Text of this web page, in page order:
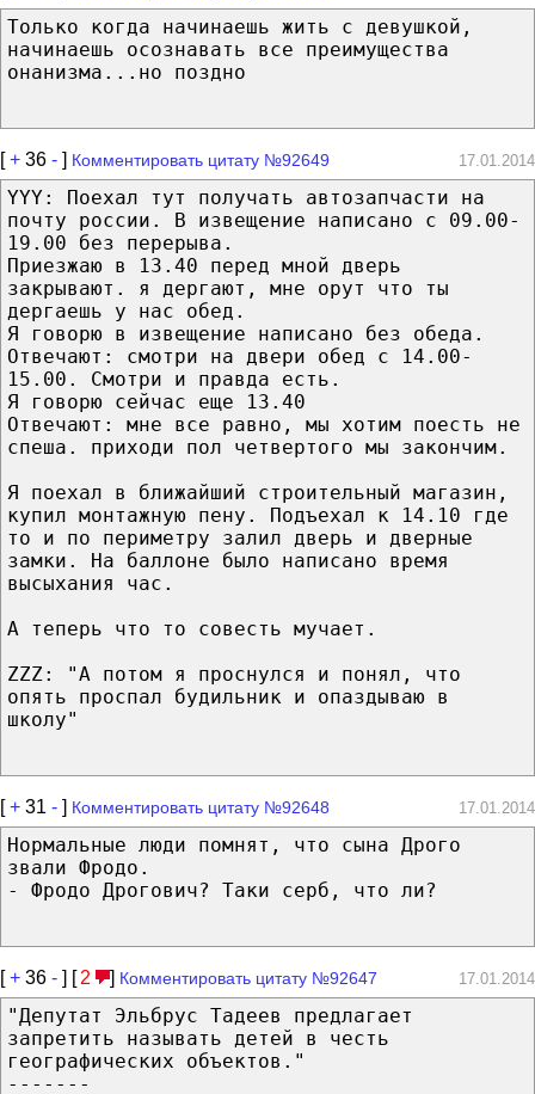
Только когда начинаешь жить с девушкой,
начинаешь осознавать все преимущества
онанизма...но поздно
[+ 36 - ] Комментировать цитату №92649 17.01.2014
YYY: Поехал тут получать автозапчасти на
почту россии. В извещение написано с 09.00-
19.00 без перерыва.
Приезжаю в 13.40 перед мной дверь
закрывают. я дергают, мне орут что ты
дергаешь у нас обед.
Я говорю в извещение написано без обеда.
Отвечают: смотри на двери обед с 14.00-
15.00. Смотри и правда есть.
Я говорю сейчас еще 13.40
Отвечают: мне все равно, мы хотим поесть не
спеша. приходи пол четвертого мы закончим.
Я поехал в ближайший строительный магазин,
купил монтажную пену. Подъехал к 14.10 где
то и по периметру залил дверь и дверные
замки. На баллоне было написано время
высыхания час.
А теперь что то совесть мучает.
ZZZ: "А потом я проснулся и понял, что
опять проспал будильник и опаздываю в
школу"
[+ 31 - ] Комментировать цитату №92648 17.01.2014
Нормальные люди помнят, что сына Дрого
звали Фродо.
- Фродо Дрогович? Таки серб, что ли?
[+ 36 - ] [ 2 ] Комментировать цитату №92647 17.01.2014
"Депутат Эльбрус Тадеев предлагает
запретить называть детей в честь
географических объектов."
-------